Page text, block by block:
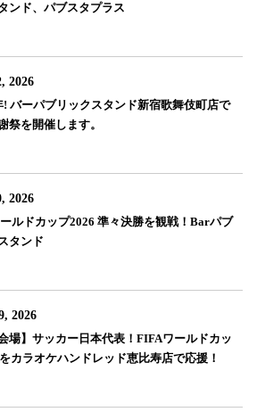
ンド、パブスタプラス
2026
! バーパブリックスタンド新宿歌舞伎町店で
祭を開催します。
2026
ルドカップ2026 準々決勝を観戦！Barパブ
タンド
2026
会場】サッカー日本代表！FIFAワールドカッ
カラオケハンドレッド恵比寿店で応援！